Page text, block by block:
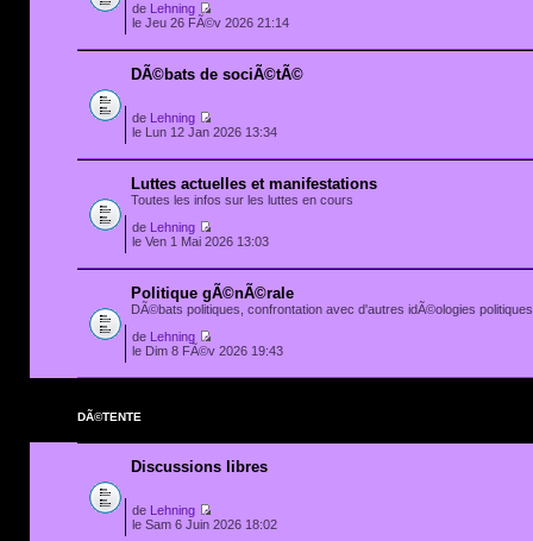
de
Lehning
le Jeu 26 FÃ©v 2026 21:14
DÃ©bats de sociÃ©tÃ©
de
Lehning
le Lun 12 Jan 2026 13:34
Luttes actuelles et manifestations
Toutes les infos sur les luttes en cours
de
Lehning
le Ven 1 Mai 2026 13:03
Politique gÃ©nÃ©rale
DÃ©bats politiques, confrontation avec d'autres idÃ©ologies
de
Lehning
le Dim 8 FÃ©v 2026 19:43
DÃ©TENTE
Discussions libres
de
Lehning
le Sam 6 Juin 2026 18:02